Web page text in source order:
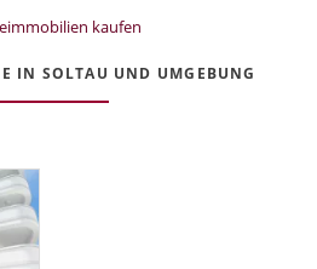
kaufen
IN SOLTAU UND UMGEBUNG